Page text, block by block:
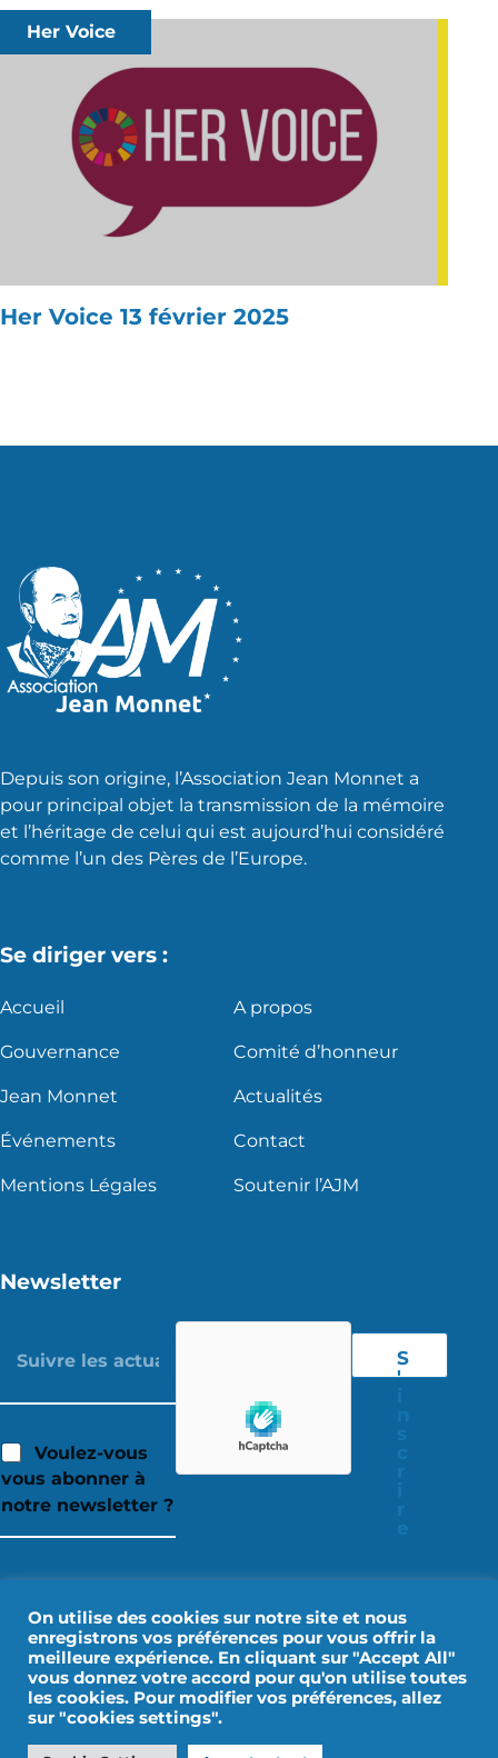
Her Voice
Her Voice 13 février 2025
Depuis son origine, l’Association Jean Monnet a
pour principal objet la transmission de la mémoire
et l’héritage de celui qui est aujourd’hui considéré
comme l’un des Pères de l’Europe.
Se diriger vers :
Accueil A propos
Gouvernance Comité d’honneur
Jean Monnet Actualités
Événements Contact
Mentions Légales Soutenir l’AJM
Newsletter
Voulez-vous
vous abonner à
notre newsletter ?
S
'
Mentions Légales
On utilise des cookies sur notre site et nous
enregistrons vos préférences pour vous offrir la
meilleure expérience. En cliquant sur "Accept All"
vous donnez votre accord pour qu'on utilise toutes
les cookies. Pour modifier vos préférences, allez
sur "cookies settings".